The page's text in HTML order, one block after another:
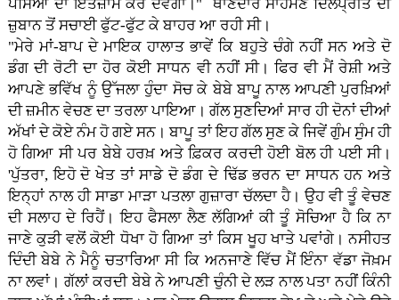
ਪੈਸਿਆਂ ਦਾ ਇੰਤਜ਼ਾਮ ਕਰ ਦੇਵੇਗਾ।" ਥਾਣੇਦਾਰ ਸਾਹਮਣੇ ਦਿਲਪ੍ਰੀਤ ਦੀ
ਜ਼ੁਬਾਨ ਤੋਂ ਸਚਾਈ ਫੁੱਟ-ਫੁੱਟ ਕੇ ਬਾਹਰ ਆ ਰਹੀ ਸੀ।
"ਮੇਰੇ ਮਾਂ-ਬਾਪ ਦੇ ਮਾਇਕ ਹਾਲਾਤ ਭਾਵੇਂ ਕਿ ਬਹੁਤੇ ਚੰਗੇ ਨਹੀਂ ਸਨ ਅਤੇ ਦੋ
ਡੰਗ ਦੀ ਰੋਟੀ ਦਾ ਹੋਰ ਕੋਈ ਸਾਧਨ ਵੀ ਨਹੀਂ ਸੀ। ਫਿਰ ਵੀ ਮੈਂ ਰੇਸ਼ੀ ਅਤੇ
ਆਪਣੇ ਭਵਿੱਖ ਨੂੰ ਉੱਜਲਾ ਹੁੰਦਾ ਸੋਚ ਕੇ ਬੇਬੇ ਬਾਪੂ ਨਾਲ ਆਪਣੀ ਪੁਰਖ਼ਿਆਂ
ਦੀ ਜ਼ਮੀਨ ਵੇਚਣ ਦਾ ਤਰਲਾ ਪਾਇਆ। ਗੱਲ ਸੁਣਦਿਆਂ ਸਾਰ ਹੀ ਦੋਨਾਂ ਦੀਆਂ
ਅੱਖਾਂ ਦੇ ਕੋਏ ਨੰਮ ਹੋ ਗਏ ਸਨ। ਬਾਪੂ ਤਾਂ ਇਹ ਗੱਲ ਸੁਣ ਕੇ ਜਿਵੇਂ ਗੁੰਮ ਸੁੰਮ ਹੀ
ਹੋ ਗਿਆ ਸੀ ਪਰ ਬੇਬੇ ਹਰਖ਼ ਅਤੇ ਫ਼ਿਕਰ ਕਰਦੀ ਹੋਈ ਬੋਲ ਹੀ ਪਈ ਸੀ।
'ਪੁੱਤਰਾ, ਇਹੋ ਦੋ ਖੇਤ ਤਾਂ ਸਾਡੇ ਦੋ ਡੰਗ ਦੇ ਢਿੱਡ ਭਰਨ ਦਾ ਸਾਧਨ ਹਨ ਅਤੇ
ਇਨ੍ਹਾਂ ਨਾਲ ਹੀ ਸਾਡਾ ਮਾੜਾ ਪਤਲਾ ਗੁਜ਼ਾਰਾ ਚੱਲਦਾ ਹੈ। ਉਹ ਵੀ ਤੂੰ ਵੇਚਣ
ਦੀ ਸਲਾਹ ਦੇ ਰਿਹੈਂ। ਇਹ ਫੈਸਲਾ ਲੈਣ ਲੱਗਿਆਂ ਕੀ ਤੂੰ ਸੋਚਿਆ ਹੈ ਕਿ ਨਾ
ਜਾਣੇ ਕੁੜੀ ਵਲੋਂ ਕੋਈ ਧੋਖਾ ਹੋ ਗਿਆ ਤਾਂ ਕਿਸ ਖੂਹ ਖਾਤੇ ਪਵਾਂਗੇ। ਨਸੀਹਤ
ਦਿੰਦੀ ਬੇਬੇ ਨੇ ਮੈਨੂੰ ਚਤਾਰਿਆ ਸੀ ਕਿ ਅਨਜਾਣੇ ਵਿੱਚ ਮੈਂ ਇੰਨਾ ਵੱਡਾ ਜੋਖ਼ਮ
ਨਾ ਲਵਾਂ। ਗੱਲਾਂ ਕਰਦੀ ਬੇਬੇ ਨੇ ਆਪਣੀ ਚੁੰਨੀ ਦੇ ਲੜ ਨਾਲ ਪਤਾ ਨਹੀਂ ਕਿੰਨੀ